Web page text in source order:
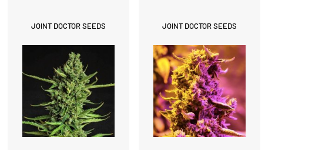
JOINT DOCTOR SEEDS JOINT DOCTOR SEEDS